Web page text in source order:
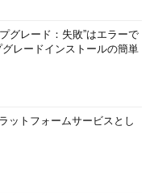
グレード：失敗”はエラーで
レードインストールの簡単
ットフォームサービスとし